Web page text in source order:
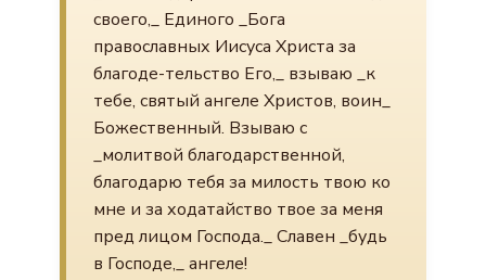
своего,_ Единого _Бога
православных Иисуса Христа за
благоде-тельство Его,_ взываю _к
тебе, святый ангеле Христов, воин_
Божественный. Взываю с
_молитвой благодарственной,
благодарю тебя за милость твою ко
мне и за ходатайство твое за меня
пред лицом Господа._ Славен _будь
в Господе,_ ангеле!